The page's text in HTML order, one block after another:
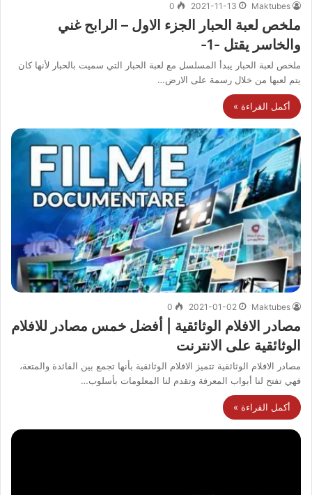
Maktubes
2021-11-13
0
ملخص لعبة الحبار الجزء الاول – الرابح غني
والخاسر يقتل -1-
ملخص لعبة الحبار يبدأ المسلسل مع لعبة الحبار التي سميت بالحبار لأنها كان
يتم لعبها من خلال رسمة على الارض…
أكمل القراءة »
Maktubes
2021-01-02
0
مصادر الافلام الوثائقية | أفضل خمس مصادر للافلام
الوثائقية على الانترنت
مصادر الافلام الوثائقية تتميز الافلام الوثائقية بأنها تجمع بين الفائدة والمتعة،
فهي تفتح لنا أبواب المعرفة وتقدم لنا المعلومات بأسلوب…
أكمل القراءة »